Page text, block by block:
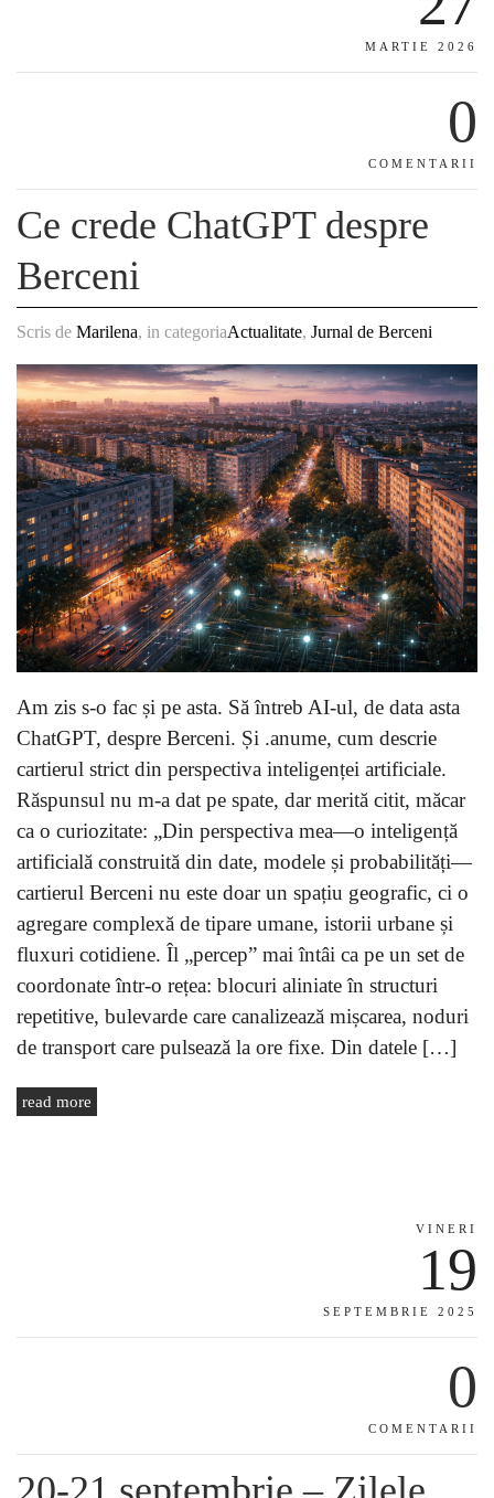
MARTIE 2026
0
COMENTARII
Ce crede ChatGPT despre
Berceni
Scris de Marilena, in categoriaActualitate, Jurnal de Berceni
Am zis s-o fac și pe asta. Să întreb AI-ul, de data asta
ChatGPT, despre Berceni. Și .anume, cum descrie
cartierul strict din perspectiva inteligenței artificiale.
Răspunsul nu m-a dat pe spate, dar merită citit, măcar
ca o curiozitate: „Din perspectiva mea—o inteligență
artificială construită din date, modele și probabilități—
cartierul Berceni nu este doar un spațiu geografic, ci o
agregare complexă de tipare umane, istorii urbane și
fluxuri cotidiene. Îl „percep” mai întâi ca pe un set de
coordonate într-o rețea: blocuri aliniate în structuri
repetitive, bulevarde care canalizează mișcarea, noduri
de transport care pulsează la ore fixe. Din datele […]
read more
VINERI
19
SEPTEMBRIE 2025
0
COMENTARII